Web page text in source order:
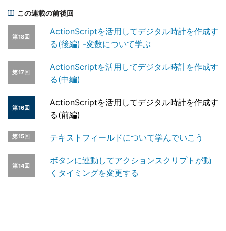
この連載の前後回
第18回
ActionScriptを活用してデジタル時計を作成す
る(後編) -変数について学ぶ
第17回
ActionScriptを活用してデジタル時計を作成す
る(中編)
第16回
ActionScriptを活用してデジタル時計を作成す
る(前編)
第15回 テキストフィールドについて学んでいこう
第14回
ボタンに連動してアクションスクリプトが動
くタイミングを変更する